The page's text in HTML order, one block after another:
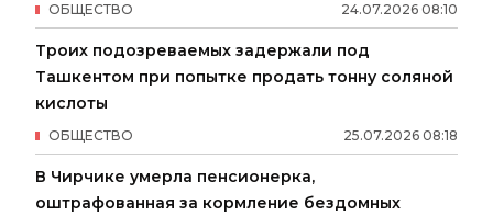
24.07.2026 08:10
ОБЩЕСТВО
Троих подозреваемых задержали под
Ташкентом при попытке продать тонну соляной
кислоты
25.07.2026 08:18
ОБЩЕСТВО
В Чирчике умерла пенсионерка,
оштрафованная за кормление бездомных